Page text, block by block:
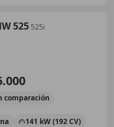
525 525i
comparación
141 kW (192 CV)